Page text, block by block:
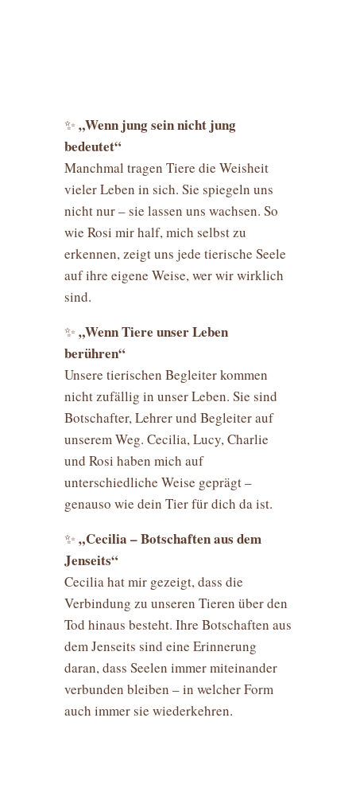
✨ „Wenn jung sein nicht jung
bedeutet“
Manchmal tragen Tiere die Weisheit
vieler Leben in sich. Sie spiegeln uns
nicht nur – sie lassen uns wachsen. So
wie Rosi mir half, mich selbst zu
erkennen, zeigt uns jede tierische Seele
auf ihre eigene Weise, wer wir wirklich
sind.
✨ „Wenn Tiere unser Leben
berühren“
Unsere tierischen Begleiter kommen
nicht zufällig in unser Leben. Sie sind
Botschafter, Lehrer und Begleiter auf
unserem Weg. Cecilia, Lucy, Charlie
und Rosi haben mich auf
unterschiedliche Weise geprägt –
genauso wie dein Tier für dich da ist.
✨ „Cecilia – Botschaften aus dem
Jenseits“
Cecilia hat mir gezeigt, dass die
Verbindung zu unseren Tieren über den
Tod hinaus besteht. Ihre Botschaften aus
dem Jenseits sind eine Erinnerung
daran, dass Seelen immer miteinander
verbunden bleiben – in welcher Form
auch immer sie wiederkehren.